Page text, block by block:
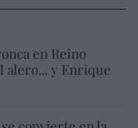
en Reino
alero... y Enrique